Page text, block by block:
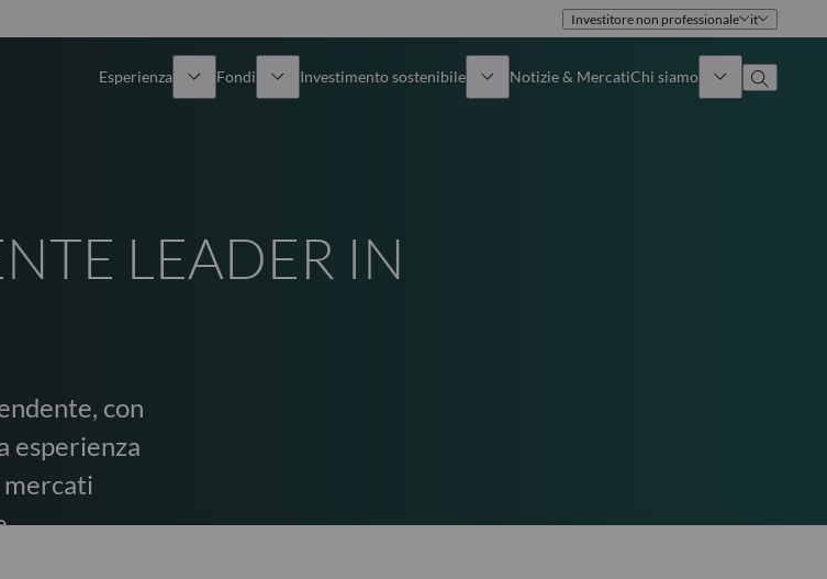
Investitore non professionale it
Esperienza
Reddito fisso
Private Assets
Fondi
Come sottoscrivere
Investimento sostenibile
Pubblicazioni
Notizie & MercatiChi siamo
LEADER IN
con
esperienza
mercati